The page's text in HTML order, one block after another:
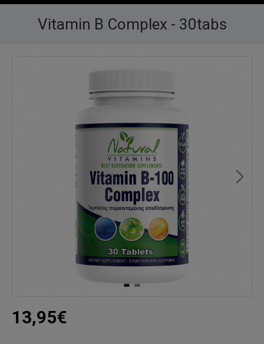
Vitamin Β Complex - 30tabs
13,95€